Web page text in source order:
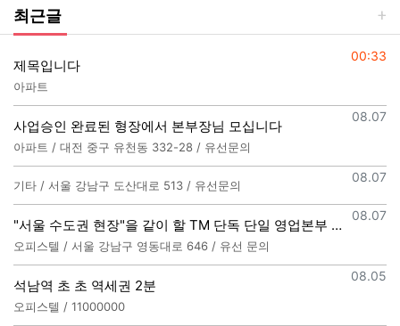
최근글
등록일
00:33
제목입니다
아파트
등록일
08.07
사업승인 완료된 형장에서 본부장님 모십니다
아파트 / 대전 중구 유천동 332-28 / 유선문의
등록일
08.07
기타 / 서울 강남구 도산대로 513 / 유선문의
등록일
08.07
"서울 수도권 현장"을 같이 할 TM 단독 단일 영업본부 팀 선착순 모집
오피스텔 / 서울 강남구 영동대로 646 / 유선 문의
등록일
08.05
석남역 초 초 역세권 2분
오피스텔 / 11000000